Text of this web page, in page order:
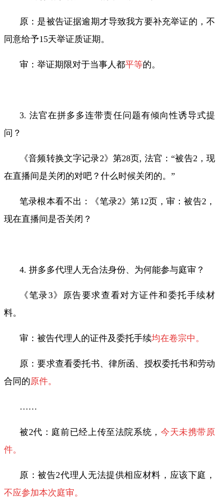
原：是被告证据逾期才导致我方要补充举证的，不
同意给予15天举证质证期。
审：举证期限对于当事人都平等的。
3. 法官在拼多多连带责任问题有倾向性诱导式提
问？
《音频转换文字记录2》第28页, 法官：“被告2 ，现
在直播间是关闭的对吧？什么时候关闭的。 ”
笔录根本看不出：《笔录2》第12页，审：被告2 ，
现在直播间是否关闭？
4. 拼多多代理人无合法身份、为何能参与庭审？
《笔录3》原告要求查看对方证件和委托手续材
料。
审：被告代理人的证件及委托手续均在卷宗中。
原：要求查看委托书、律所函、授权委托书和劳动
合同的原件。
……
被2代：庭前已经上传至法院系统， 今天未携带原
件。
原：被告2代理人无法提供相应材料，应该下庭，
不应参加本次庭审。